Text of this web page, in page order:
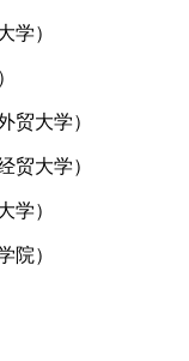
学）
贸大学）
贸大学）
学）
院）